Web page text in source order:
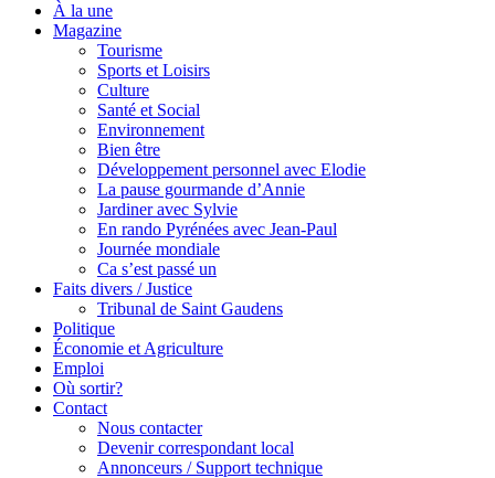
À la une
Magazine
Tourisme
Sports et Loisirs
Culture
Santé et Social
Environnement
Bien être
Développement personnel avec Elodie
La pause gourmande d’Annie
Jardiner avec Sylvie
En rando Pyrénées avec Jean-Paul
Journée mondiale
Ca s’est passé un
Faits divers / Justice
Tribunal de Saint Gaudens
Politique
Économie et Agriculture
Emploi
Où sortir?
Contact
Nous contacter
Devenir correspondant local
Annonceurs / Support technique